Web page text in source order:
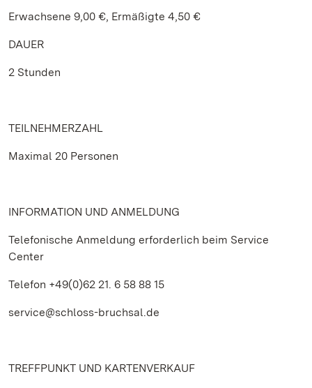
Erwachsene 9,00 €, Ermäßigte 4,50 €
DAUER
2 Stunden
TEILNEHMERZAHL
Maximal 20 Personen
INFORMATION UND ANMELDUNG
Telefonische Anmeldung erforderlich beim Service
Center
Telefon +49(0)62 21. 6 58 88 15
service@schloss-bruchsal.de
TREFFPUNKT UND KARTENVERKAUF